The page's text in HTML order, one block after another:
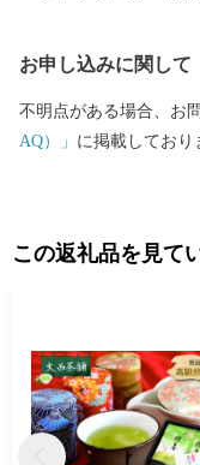
名市ふるさと納税事務
た返礼品に関する情報
お申し込みに関して
不明点がある場合、お
AQ）」 に掲載しており
この返礼品を見て